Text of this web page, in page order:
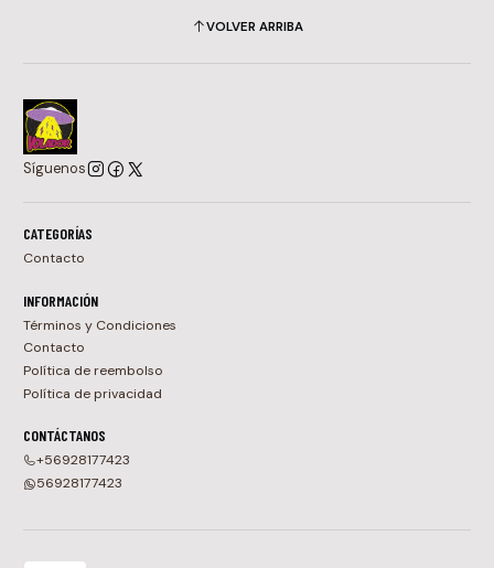
VOLVER ARRIBA
Síguenos
CATEGORÍAS
Contacto
INFORMACIÓN
Términos y Condiciones
Contacto
Política de reembolso
Política de privacidad
CONTÁCTANOS
+56928177423
56928177423